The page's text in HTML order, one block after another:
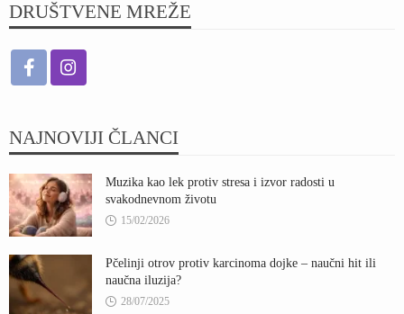
DRUŠTVENE MREŽE
NAJNOVIJI ČLANCI
Muzika kao lek protiv stresa i izvor radosti u
svakodnevnom životu
15/02/2026
Pčelinji otrov protiv karcinoma dojke – naučni hit ili
naučna iluzija?
28/07/2025